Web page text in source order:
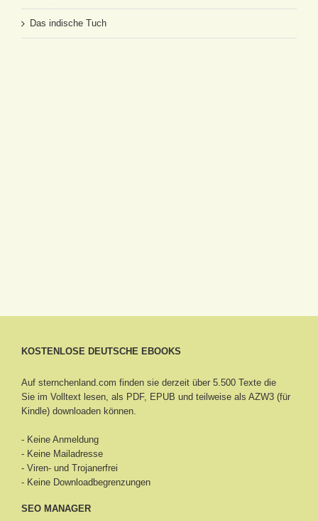
Das indische Tuch
KOSTENLOSE DEUTSCHE EBOOKS
Auf sternchenland.com finden sie derzeit über 5.500 Texte die
Sie im Volltext lesen, als PDF, EPUB und teilweise als AZW3 (für
Kindle) downloaden können.
- Keine Anmeldung
- Keine Mailadresse
- Viren- und Trojanerfrei
- Keine Downloadbegrenzungen
SEO MANAGER